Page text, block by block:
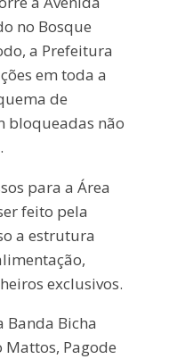
no Bosque
a Prefeitura
em toda a
de
bloqueadas não
para a Área
feito pela
a estrutura
exclusivos.
Banda Bicha
Mattos, Pagode